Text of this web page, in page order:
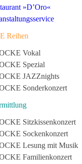
»D’Oro«
Reihen
Vokal
Spezial
JAZZnights
Sonderkonzert
Sitzkissenkonzert
Sockenkonzert
Lesung mit Musik
Familienkonzert